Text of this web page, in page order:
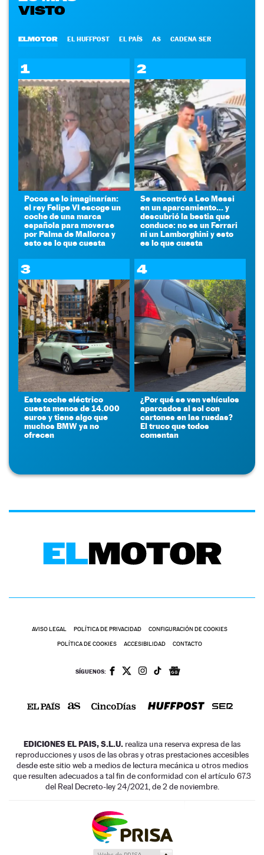
VISTO
ELMOTOR EL HUFFPOST EL PAÍS AS CADENA SER
1
Pocos se lo imaginarían:
el rey Felipe VI escoge un
coche de una marca
española para moverse
por Palma de Mallorca y
esto es lo que cuesta
2
Se encontró a Leo Messi
en un aparcamiento... y
descubrió la bestia que
conduce: no es un Ferrari
ni un Lamborghini y esto
es lo que cuesta
3
Este coche eléctrico
cuesta menos de 14.000
euros y tiene algo que
muchos BMW ya no
ofrecen
4
¿Por qué se ven vehículos
aparcados al sol con
cartones en las ruedas?
El truco que todos
comentan
AVISO LEGAL POLÍTICA DE PRIVACIDAD CONFIGURACIÓN DE COOKIES
POLÍTICA DE COOKIES ACCESIBILIDAD CONTACTO
SÍGUENOS:
EDICIONES EL PAIS, S.L.U. realiza una reserva expresa de las
reproducciones y usos de las obras y otras prestaciones accesibles
desde este sitio web a medios de lectura mecánica u otros medios
que resulten adecuados a tal fin de conformidad con el artículo 67.3
del Real Decreto-ley 24/2021, de 2 de noviembre.